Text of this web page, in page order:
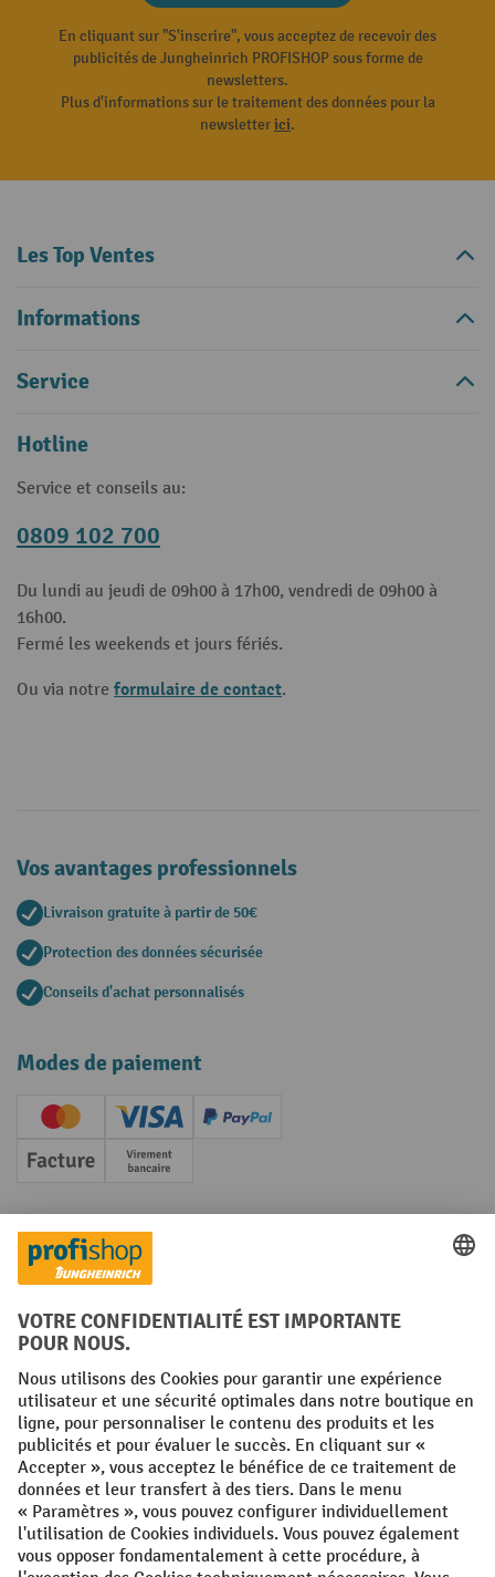
En cliquant sur "S'inscrire", vous acceptez de recevoir des
publicités de Jungheinrich PROFISHOP sous forme de
newsletters.
Plus d'informations sur le traitement des données pour la
newsletterici.
Les Top Ventes
Informations
Service
Hotline
Service et conseils au:
0809 102 700
Du lundi au jeudi de 09h00 à 17h00, vendredi de 09h00 à
16h00.
Fermé les weekends et jours fériés.
Ou via notre formulaire de contact.
Vos avantages professionnels
Livraison gratuite à partir de 50€
Protection des données sécurisée
Conseils d'achat personnalisés
Modes de paiement
Creditcard (Master)Creditcard (Visa)
PayPal
Facture Paiement anticipé
Réseaux sociaux
Facebook
YouTube
LinkedInInstagram
Conditions générales Mentions légales
Protection des Données Politique de cookies
All prices excl. VAT plusshipping costsand possible delivery charges,
if not stated otherwise.
¹ La remise est valable jusqu'à épuisement des stocks. La remise ne